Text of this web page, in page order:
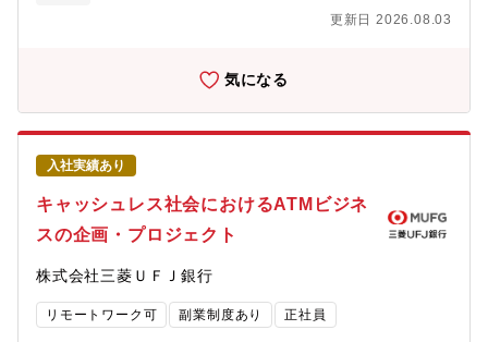
で、KPI設計、パイプライン管理、評価・育成、採用要件まで含め
する経験を積むことができます。■戦略と実行を一体で動かせる裁
はなく、戦略と実行の両方に責任を持てるポジションです。■営業
ソリューション事業における営業部の中核～責任者候補として設
計されています。成果を出すことで、営業責任者、さらには
BizDevや事業責任者へとキャリアを広げることが可能であり、
「経営に近い営業マネジメント」を実践できるステージが用意さ
れています。
課題や市場ポテンシャルを正確に把握しながら、事業ゴール達成
れていない新しいサービスや領域に対しては、狙うべき市場や顧
客層を見極めながら成功に向けた土台を設計します。また、既に
確立された戦略や施策の方向性の精度を高め、具体的な成果に直
結させることを目指すことも担当いただきます。【職務内容】同
社内に蓄積された社内情報や競合・顧客の分析情報を集約し、事
業計画達成のための最適な戦略策定を推進いただきます。競合製
品やAIの進化など、激しい市場の変化をいち早く捉え、プロダク
ト起点ではない「顧客起点」での戦略立案から推進までを実施い
ただきます。■定性・定量含む各種調査による市場及びその周辺領
じた顧客ニーズの分析・集約、課題設計・顧客ペルソナの設計、
更新、展開■案件分析、事業部・事業統括課との連携による売上増
に向けた戦略立案・顧客拡大を目的としたクラウド事業における
更新日 2026.08.03
気になる
入社実績あり
キャッシュレス社会におけるATMビジネ
スの企画・プロジェクト
株式会社三菱ＵＦＪ銀行
リモートワーク可 副業制度あり 正社員